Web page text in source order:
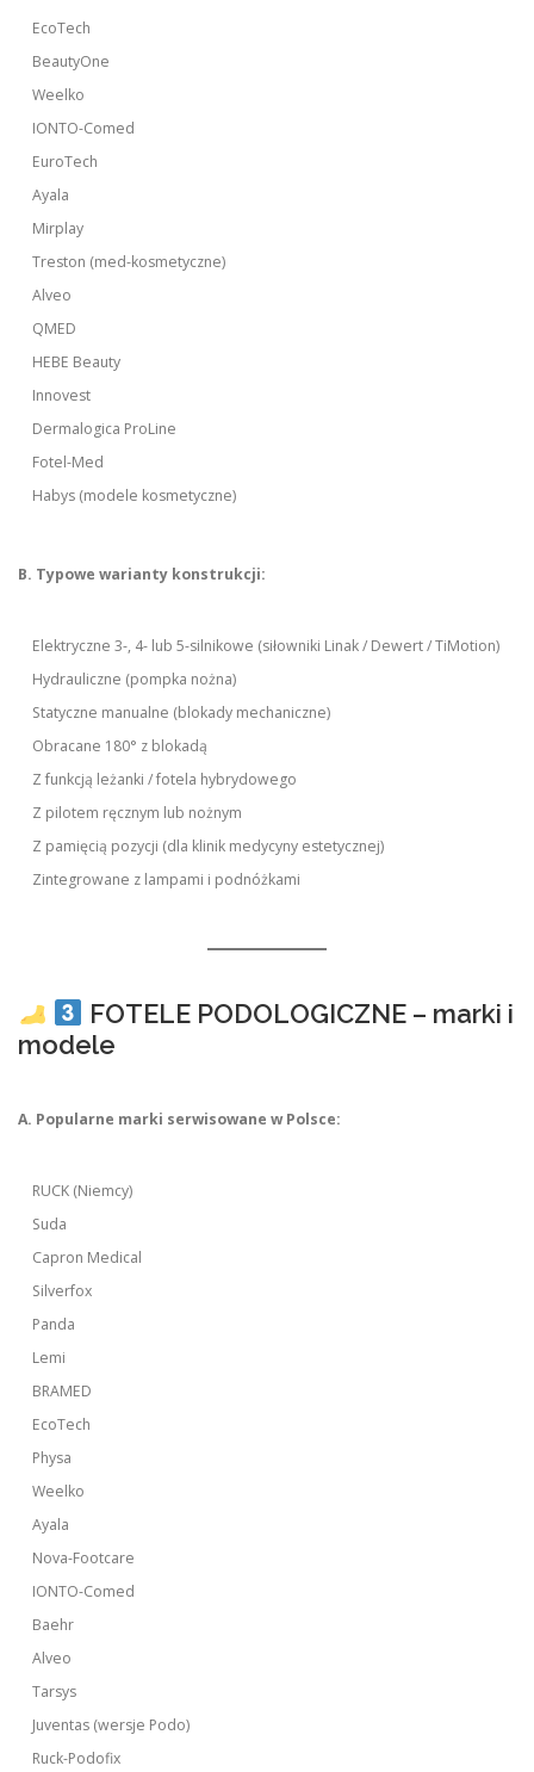
EcoTech
BeautyOne
Weelko
IONTO-Comed
EuroTech
Ayala
Mirplay
Treston (med-kosmetyczne)
Alveo
QMED
HEBE Beauty
Innovest
Dermalogica ProLine
Fotel-Med
Habys (modele kosmetyczne)
B. Typowe warianty konstrukcji:
Elektryczne 3-, 4- lub 5-silnikowe (siłowniki Linak / Dewert / TiMotion)
Hydrauliczne (pompka nożna)
Statyczne manualne (blokady mechaniczne)
Obracane 180° z blokadą
Z funkcją leżanki / fotela hybrydowego
Z pilotem ręcznym lub nożnym
Z pamięcią pozycji (dla klinik medycyny estetycznej)
Zintegrowane z lampami i podnóżkami
FOTELE PODOLOGICZNE – marki i
modele
A. Popularne marki serwisowane w Polsce:
RUCK (Niemcy)
Suda
Capron Medical
Silverfox
Panda
Lemi
BRAMED
EcoTech
Physa
Weelko
Ayala
Nova-Footcare
IONTO-Comed
Baehr
Alveo
Tarsys
Juventas (wersje Podo)
Ruck-Podofix